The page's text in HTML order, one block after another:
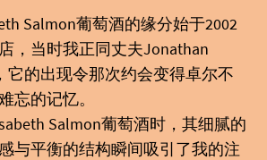
Salmon葡萄酒的缘分始于2002
，当时我正同丈夫Jonathan
它的出现令那次约会变得卓尔不
忘的记忆。
Salmon葡萄酒时，其细腻的
与平衡的结构瞬间吸引了我的注